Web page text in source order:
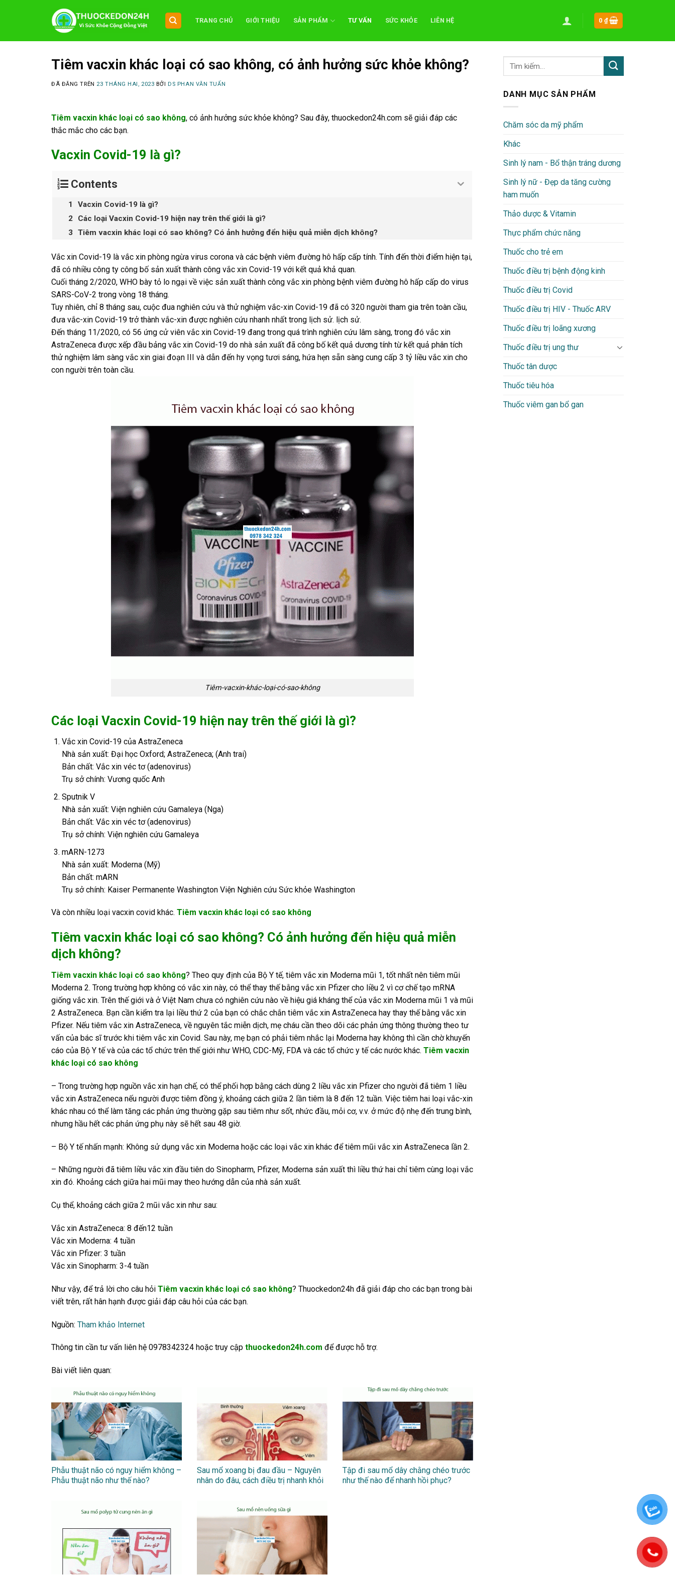
dung
TRANG CHỦ GIỚI THIỆU SẢN PHẨM TƯ VẤN SỨC KHỎE LIÊN HỆ 0 ₫
Tiêm vacxin khác loại có sao không, có ảnh hưởng sức khỏe không?
ĐÃ ĐĂNG TRÊN 23 THÁNG HAI, 2023 BỞI DS PHAN VĂN TUẤN
Tiêm vacxin khác loại có sao không, có ảnh hưởng sức khỏe không? Sau đây, thuockedon24h.com sẽ giải đáp các
thắc mắc cho các bạn.
Vacxin Covid-19 là gì?
Contents
Vacxin Covid-19 là gì?
Các loại Vacxin Covid-19 hiện nay trên thế giới là gì?
Tiêm vacxin khác loại có sao không? Có ảnh hưởng đển hiệu quả miễn dịch không?
Vắc xin Covid-19 là vắc xin phòng ngừa virus corona và các bệnh viêm đường hô hấp cấp tính. Tính đến thời điểm hiện tại,
đã có nhiều công ty công bố sản xuất thành công vắc xin Covid-19 với kết quả khả quan.
Cuối tháng 2/2020, WHO bày tỏ lo ngại về việc sản xuất thành công vắc xin phòng bệnh viêm đường hô hấp cấp do virus
SARS-CoV-2 trong vòng 18 tháng.
Tuy nhiên, chỉ 8 tháng sau, cuộc đua nghiên cứu và thử nghiệm vắc-xin Covid-19 đã có 320 người tham gia trên toàn cầu,
đưa vắc-xin Covid-19 trở thành vắc-xin được nghiên cứu nhanh nhất trong lịch sử. lịch sử.
Đến tháng 11/2020, có 56 ứng cử viên vắc xin Covid-19 đang trong quá trình nghiên cứu lâm sàng, trong đó vắc xin
AstraZeneca được xếp đầu bảng vắc xin Covid-19 do nhà sản xuất đã công bố kết quả dương tính từ kết quả phân tích
thử nghiệm lâm sàng vắc xin giai đoạn III và dẫn đến hy vọng tươi sáng, hứa hẹn sẵn sàng cung cấp 3 tỷ liều vắc xin cho
con người trên toàn cầu.
Tiêm-vacxin-khác-loại-có-sao-không
Các loại Vacxin Covid-19 hiện nay trên thế giới là gì?
Vắc xin Covid-19 của AstraZeneca
Nhà sản xuất: Đại học Oxford; AstraZeneca; (Anh trai)
Bản chất: Vắc xin véc tơ (adenovirus)
Trụ sở chính: Vương quốc Anh
Sputnik V
Nhà sản xuất: Viện nghiên cứu Gamaleya (Nga)
Bản chất: Vắc xin véc tơ (adenovirus)
Trụ sở chính: Viện nghiên cứu Gamaleya
mARN-1273
Nhà sản xuất: Moderna (Mỹ)
Bản chất: mARN
Trụ sở chính: Kaiser Permanente Washington Viện Nghiên cứu Sức khỏe Washington
Và còn nhiều loại vacxin covid khác. Tiêm vacxin khác loại có sao không
Tiêm vacxin khác loại có sao không? Có ảnh hưởng đển hiệu quả miễn
dịch không?
Tiêm vacxin khác loại có sao không? Theo quy định của Bộ Y tế, tiêm vắc xin Moderna mũi 1, tốt nhất nên tiêm mũi
Moderna 2. Trong trường hợp không có vắc xin này, có thể thay thế bằng vắc xin Pfizer cho liều 2 vì cơ chế tạo mRNA
giống vắc xin. Trên thế giới và ở Việt Nam chưa có nghiên cứu nào về hiệu giá kháng thể của vắc xin Moderna mũi 1 và mũi
2 AstraZeneca. Bạn cần kiểm tra lại liều thứ 2 của bạn có chắc chắn tiêm vắc xin AstraZeneca hay thay thế bằng vắc xin
Pfizer. Nếu tiêm vắc xin AstraZeneca, về nguyên tắc miễn dịch, mẹ cháu cần theo dõi các phản ứng thông thường theo tư
vấn của bác sĩ trước khi tiêm vắc xin Covid. Sau này, mẹ bạn có phải tiêm nhắc lại Moderna hay không thì cần chờ khuyến
cáo của Bộ Y tế và của các tổ chức trên thế giới như WHO, CDC-Mỹ, FDA và các tổ chức y tế các nước khác. Tiêm vacxin
khác loại có sao không
– Trong trường hợp nguồn vắc xin hạn chế, có thể phối hợp bằng cách dùng 2 liều vắc xin Pfizer cho người đã tiêm 1 liều
vắc xin AstraZeneca nếu người được tiêm đồng ý, khoảng cách giữa 2 lần tiêm là 8 đến 12 tuần. Việc tiêm hai loại vắc-xin
khác nhau có thể làm tăng các phản ứng thường gặp sau tiêm như sốt, nhức đầu, mỏi cơ, v.v. ở mức độ nhẹ đến trung bình,
nhưng hầu hết các phản ứng phụ này sẽ hết sau 48 giờ.
– Bộ Y tế nhấn mạnh: Không sử dụng vắc xin Moderna hoặc các loại vắc xin khác để tiêm mũi vắc xin AstraZeneca lần 2.
– Những người đã tiêm liều vắc xin đầu tiên do Sinopharm, Pfizer, Moderna sản xuất thì liều thứ hai chỉ tiêm cùng loại vắc
xin đó. Khoảng cách giữa hai mũi may theo hướng dẫn của nhà sản xuất.
Cụ thể, khoảng cách giữa 2 mũi vắc xin như sau:
Vắc xin AstraZeneca: 8 đến12 tuần
Vắc xin Moderna: 4 tuần
Vắc xin Pfizer: 3 tuần
Vắc xin Sinopharm: 3-4 tuần
Như vậy, để trả lời cho câu hỏi Tiêm vacxin khác loại có sao không? Thuockedon24h đã giải đáp cho các bạn trong bài
viết trên, rất hân hạnh được giải đáp câu hỏi của các bạn.
Nguồn: Tham khảo Internet
Thông tin cần tư vấn liên hệ 0978342324 hoặc truy cập thuockedon24h.com để được hỗ trợ.
Bài viết liên quan:
Phẫu thuật não có nguy hiểm không –
Phẫu thuật não như thế nào?
Sau mổ xoang bị đau đầu – Nguyên
nhân do đâu, cách điều trị nhanh khỏi
Tập đi sau mổ dây chằng chéo trước
như thế nào để nhanh hồi phục?
DANH MỤC SẢN PHẨM
Chăm sóc da mỹ phẩm
Khác
Sinh lý nam - Bổ thận tráng dương
Sinh lý nữ - Đẹp da tăng cường
ham muốn
Thảo dược & Vitamin
Thực phẩm chức năng
Thuốc cho trẻ em
Thuốc điều trị bệnh động kinh
Thuốc điều trị Covid
Thuốc điều trị HIV - Thuốc ARV
Thuốc điều trị loãng xương
Thuốc điều trị ung thư
Thuốc tân dược
Thuốc tiêu hóa
Thuốc viêm gan bổ gan